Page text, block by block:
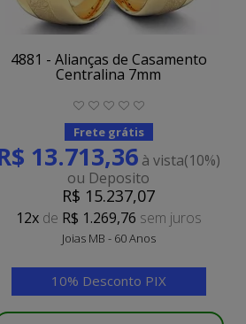
4881 - Alianças de Casamento
Centralina 7mm
Frete grátis
13.713,36 à vista(10%)
ou Deposito
R$ 15.237,07
12x de R$ 1.269,76 sem juros
Joias MB - 60 Anos
10% Desconto PIX